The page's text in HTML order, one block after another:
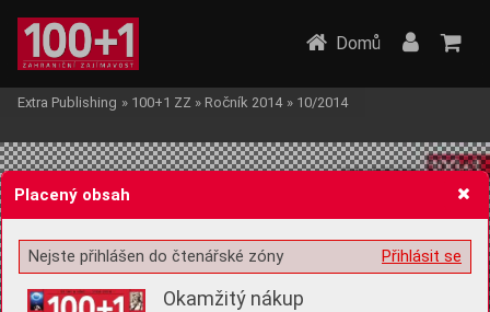
Žádost o souhlas s ukládáním volitelných informací
Domů
Extra Publishing » 100+1 ZZ » Ročník 2014 » 10/2014
Placený obsah
Přihlásit se
Nejste přihlášen do čtenářské zóny
Okamžitý nákup